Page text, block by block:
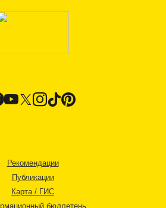
Рекомендации
Публикации
Карта / ГИС
бюллетень